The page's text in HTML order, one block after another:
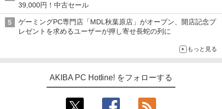
39,000円！中古セール
ゲーミングPC専門店「MDL秋葉原店」がオープン、開店記念プ
レゼントを求めるユーザーが押し寄せ長蛇の列に
もっと見る
AKIBA PC Hotline! をフォローする